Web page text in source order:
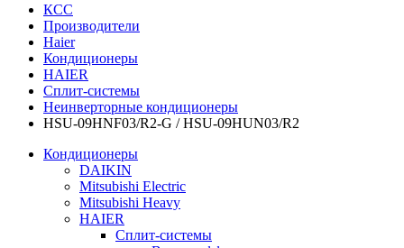
КСС
Производители
Haier
Кондиционеры
HAIER
Сплит-системы
Неинверторные кондиционеры
HSU-09HNF03/R2-G / HSU-09HUN03/R2
Кондиционеры
DAIKIN
Mitsubishi Electric
Mitsubishi Heavy
HAIER
Сплит-системы